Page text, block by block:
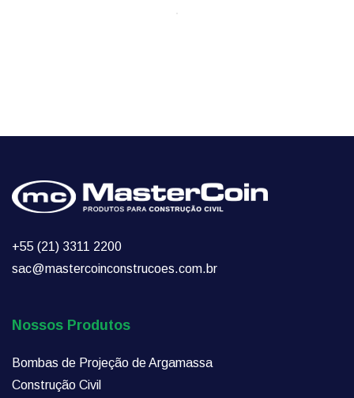
+55 (21) 3311 2200
sac@mastercoinconstrucoes.com.br
Nossos Produtos
Bombas de Projeção de Argamassa
Construção Civil